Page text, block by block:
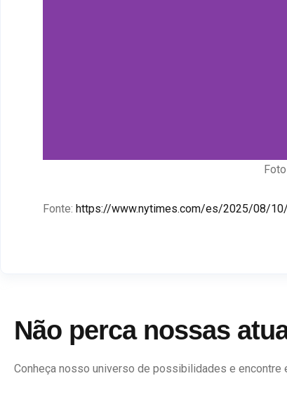
Fonte: https://www.nytimes.com/es/2025/08/
Não perca nossas
Conheça nosso universo de possibilidades e encontre